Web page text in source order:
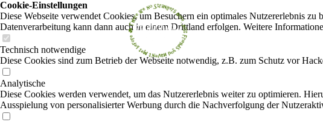
Cookie-Einstellungen
Diese Webseite verwendet Cookies, um Besuchern ein optimales Nutzererlebnis
Datenverarbeitung kann dann auch in einem Drittland erfolgen. Weitere
Technisch notwendige
Diese Cookies sind zum Betrieb der Webseite notwendig, z.B. zum Schutz vor
Analytische
Diese Cookies werden verwendet, um das Nutzererlebnis weiter zu optimieren.
Ausspielung von personalisierter Werbung durch die Nachverfolgung der